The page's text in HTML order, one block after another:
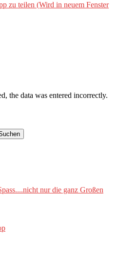
zu teilen (Wird in neuem Fenster
the data was entered incorrectly.
nur die ganz Großen